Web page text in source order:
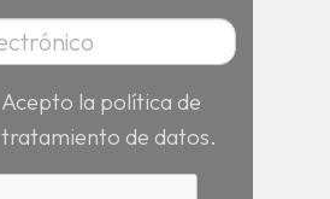
Acepto la política de
tratamiento de datos.